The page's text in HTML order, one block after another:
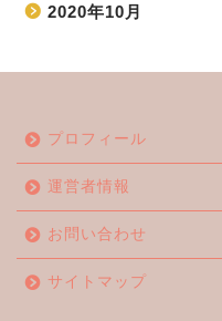
2020年10月
プロフィール
運営者情報
お問い合わせ
サイトマップ